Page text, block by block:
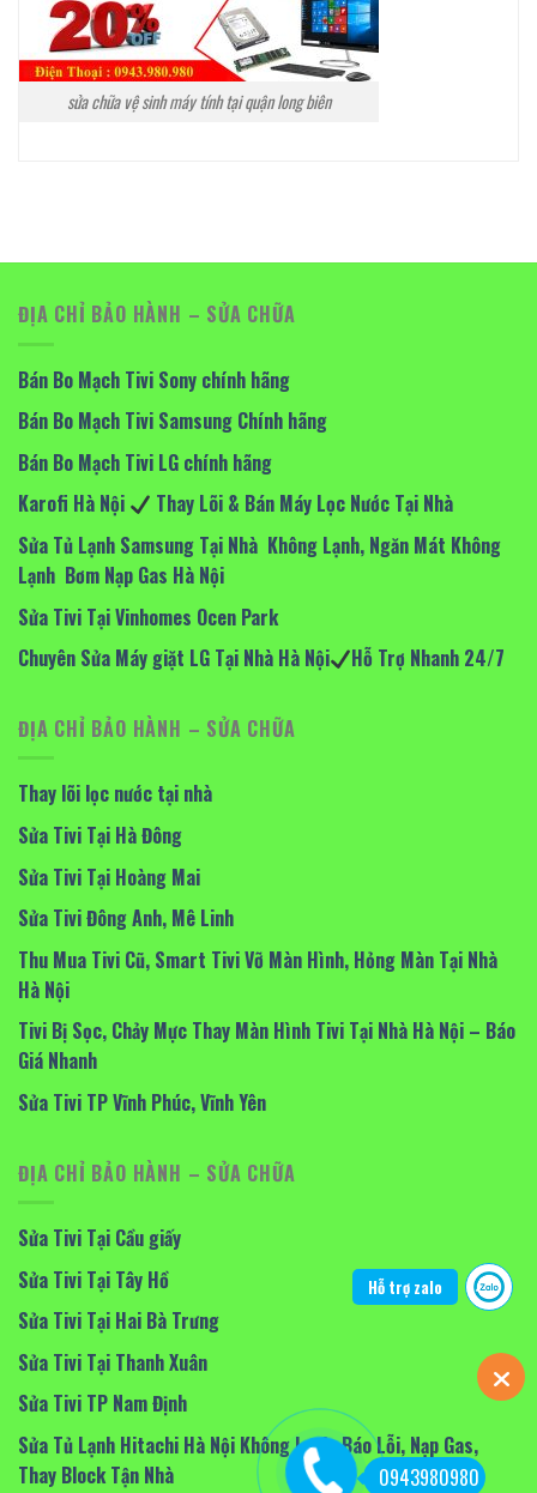
sửa chữa vệ sinh máy tính tại quận long biên
ĐỊA CHỈ BẢO HÀNH – SỬA CHỮA
Bán Bo Mạch Tivi Sony chính hãng
Bán Bo Mạch Tivi Samsung Chính hãng
Bán Bo Mạch Tivi LG chính hãng
Karofi Hà Nội
Thay Lõi & Bán Máy Lọc Nước Tại Nhà
Sửa Tủ Lạnh Samsung Tại Nhà Không Lạnh, Ngăn Mát Không
Lạnh Bơm Nạp Gas Hà Nội
Sửa Tivi Tại Vinhomes Ocen Park
Chuyên Sửa Máy giặt LG Tại Nhà Hà Nội
Hỗ Trợ Nhanh 24/7
ĐỊA CHỈ BẢO HÀNH – SỬA CHỮA
Thay lõi lọc nước tại nhà
Sửa Tivi Tại Hà Đông
Sửa Tivi Tại Hoàng Mai
Sửa Tivi Đông Anh, Mê Linh
Thu Mua Tivi Cũ, Smart Tivi Vỡ Màn Hình, Hỏng Màn Tại Nhà
Hà Nội
Tivi Bị Sọc, Chảy Mực Thay Màn Hình Tivi Tại Nhà Hà Nội – Báo
Giá Nhanh
Sửa Tivi TP Vĩnh Phúc, Vĩnh Yên
ĐỊA CHỈ BẢO HÀNH – SỬA CHỮA
Sửa Tivi Tại Cầu giấy
Sửa Tivi Tại Tây Hồ
Sửa Tivi Tại Hai Bà Trưng
Sửa Tivi Tại Thanh Xuân
Sửa Tivi TP Nam Định
Sửa Tủ Lạnh Hitachi Hà Nội Không Lạnh, Báo Lỗi, Nạp Gas,
Thay Block Tận Nhà
0943980980
Hỗ trợ zalo